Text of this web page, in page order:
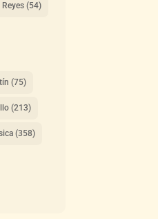
Reyes(54)
(75)
(213)
(358)